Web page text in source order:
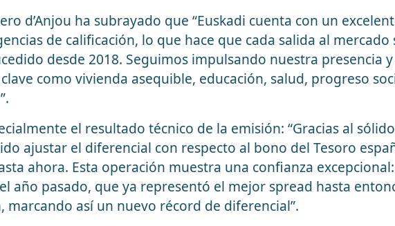
d’Anjou ha subrayado que “Euskadi cuenta con un
de calificación, lo que hace que cada salida al mercado
desde 2018. Seguimos impulsando nuestra presencia
como vivienda asequible, educación, salud, progreso
el resultado técnico de la emisión: “Gracias al
ajustar el diferencial con respecto al bono del Tesoro
ahora. Esta operación muestra una confianza
año pasado, que ya representó el mejor spread hasta
marcando así un nuevo récord de diferencial”.